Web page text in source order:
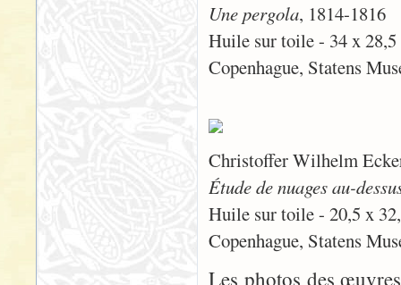
Une pergola, 1814-1816
Huile sur toile - 34 x 28,5
Copenhague, Statens
Christoffer Wilhelm
Étude de nuages au-
Huile sur toile - 20,5 x
Copenhague, Statens
Les photos des